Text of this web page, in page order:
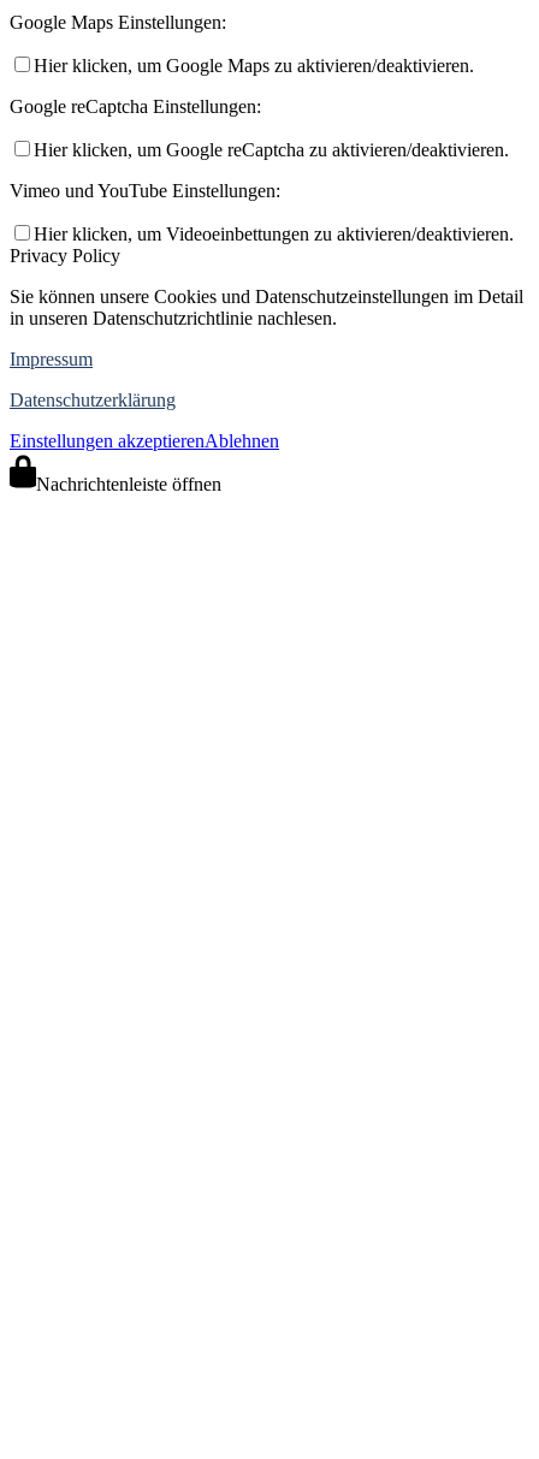
Google Maps Einstellungen:
Hier klicken, um Google Maps zu aktivieren/deaktivieren.
Google reCaptcha Einstellungen:
Hier klicken, um Google reCaptcha zu aktivieren/deaktivieren.
Vimeo und YouTube Einstellungen:
Hier klicken, um Videoeinbettungen zu aktivieren/deaktivieren.
Privacy Policy
Sie können unsere Cookies und Datenschutzeinstellungen im Detail
in unseren Datenschutzrichtlinie nachlesen.
Impressum
Datenschutzerklärung
Einstellungen akzeptierenAblehnen
Nachrichtenleiste öffnen